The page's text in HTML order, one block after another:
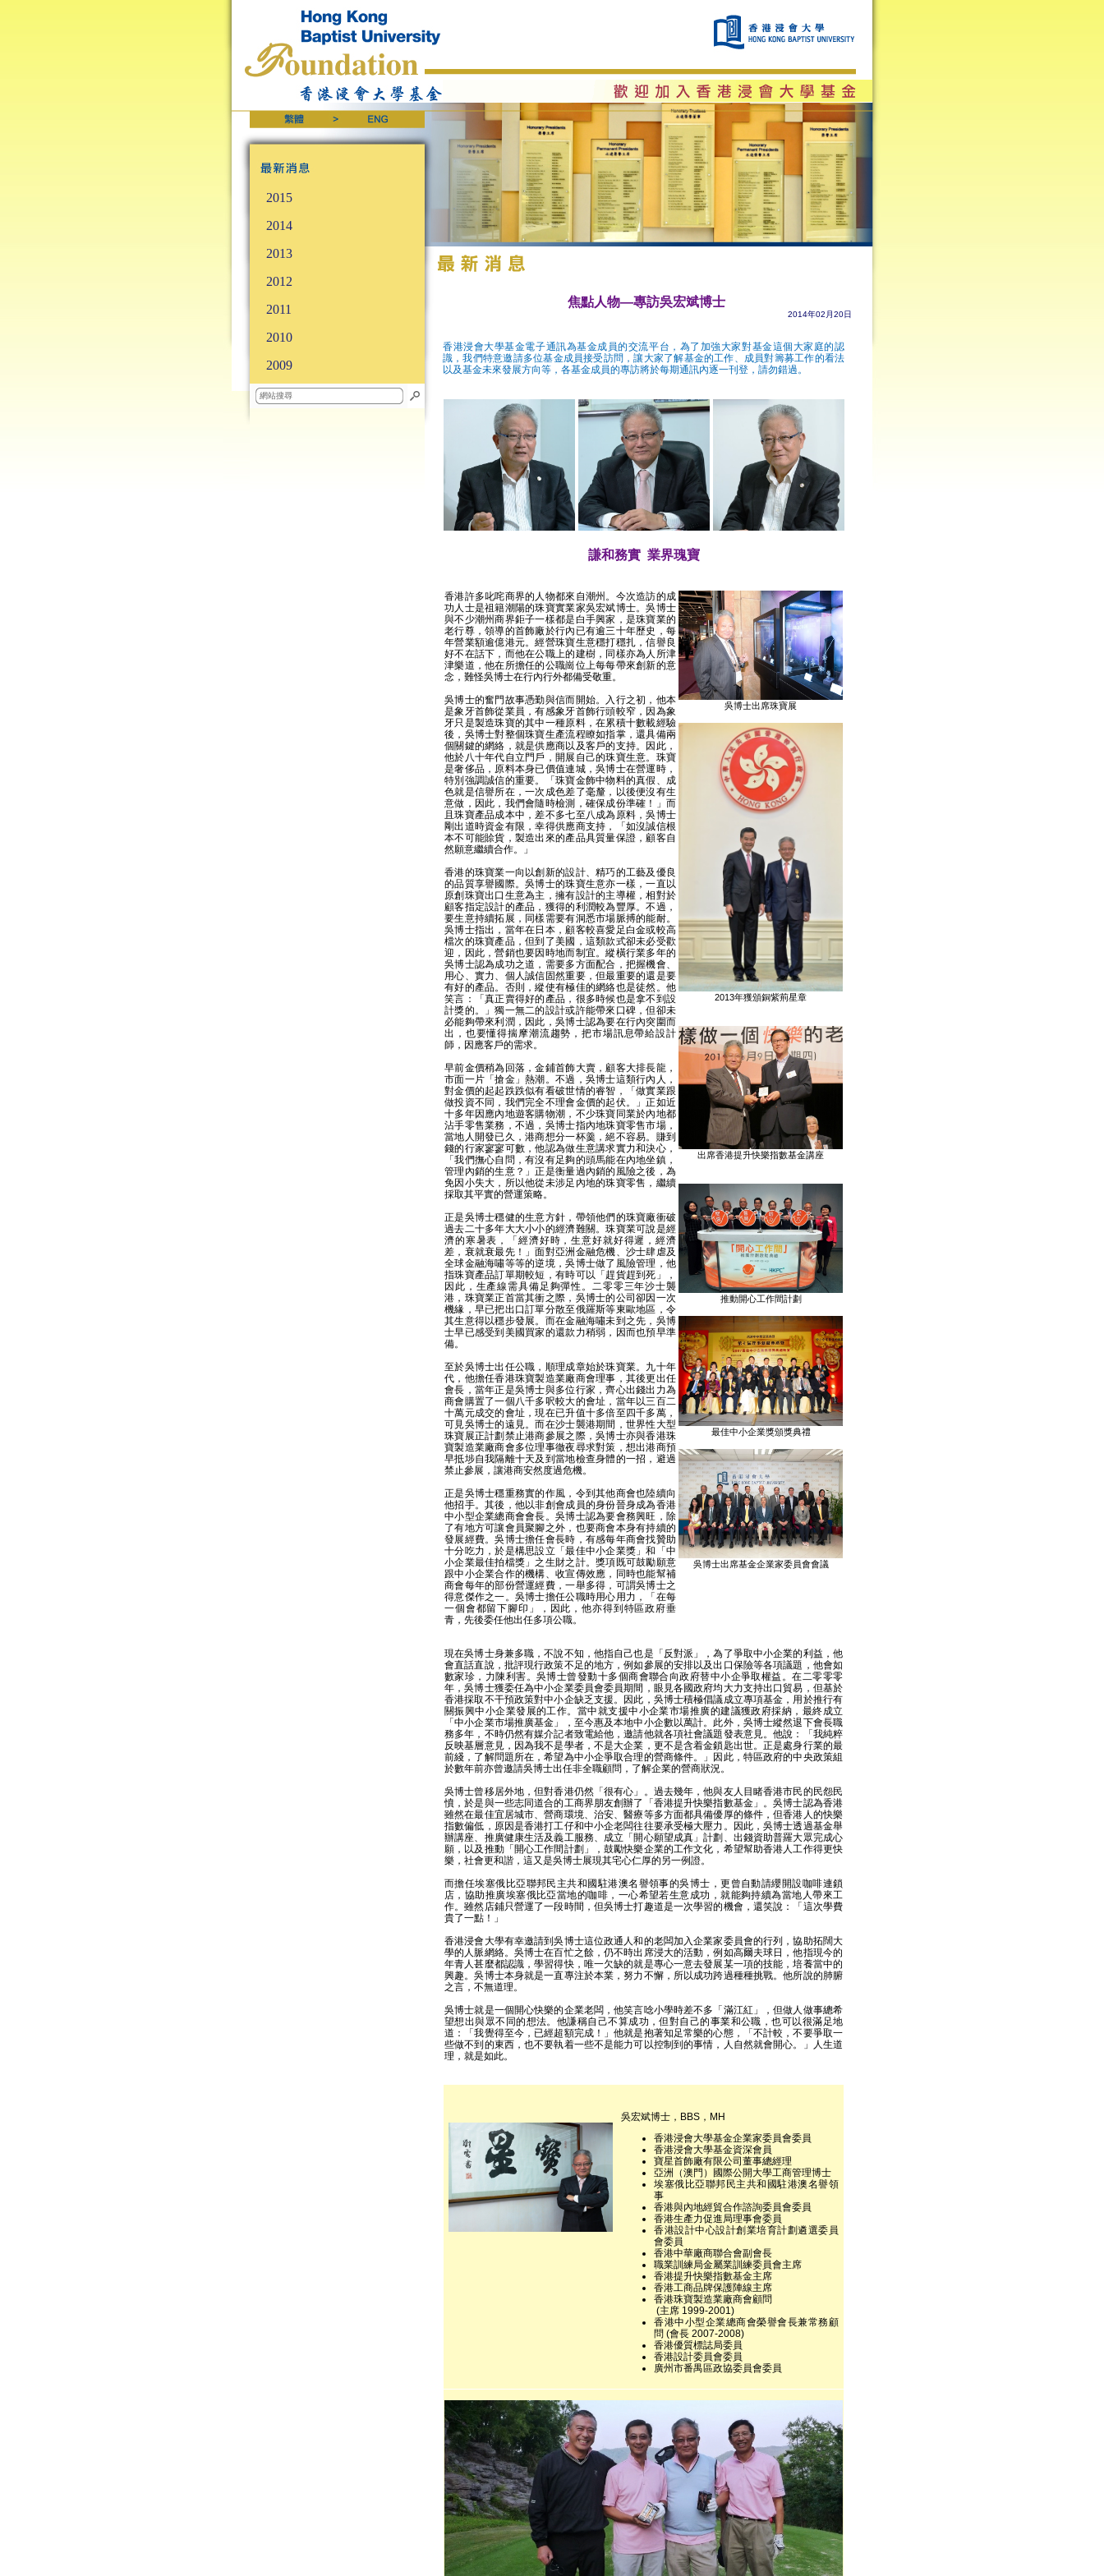
2015
2014
2013
2012
2011
2010
2009
焦點人物—專訪吳宏斌博士
2014年02月20日
香港浸會大學基金電子通訊為基金成員的交流平台，為了加強大家對基金這個大家庭的認
識，我們特意邀請多位基金成員接受訪問，讓大家了解基金的工作、成員對籌募工作的看法
以及基金未來發展方向等，各基金成員的專訪將於每期通訊內逐一刊登，請勿錯過。
謙和務實 業界瑰寶
香港許多叱咤商界的人物都來自潮州。今次造訪的成
功人士是祖籍潮陽的珠寶實業家吳宏斌博士。吳博士
與不少潮州商界鉅子一樣都是白手興家，是珠寶業的
老行尊，領導的首飾廠於行內已有逾三十年歷史，每
年營業額逾億港元。經營珠寶生意穩打穩扎，信譽良
好不在話下，而他在公職上的建樹，同樣亦為人所津
津樂道，他在所擔任的公職崗位上每每帶來創新的意
念，難怪吳博士在行內行外都備受敬重。
吳博士的奮門故事憑勤與信而開始。入行之初，他本
是象牙首飾從業員，有感象牙首飾行頭較窄，因為象
牙只是製造珠寶的其中一種原料，在累積十數載經驗
後，吳博士對整個珠寶生產流程瞭如指掌，還具備兩
個關鍵的網絡，就是供應商以及客戶的支持。因此，
他於八十年代自立門戶，開展自己的珠寶生意。珠寶
是奢侈品，原料本身已價值連城，吳博士在營運時，
特別強調誠信的重要。「珠寶金飾中物料的真假、成
色就是信譽所在，一次成色差了毫釐，以後便沒有生
意做，因此，我們會隨時檢測，確保成份準確！」而
且珠寶產品成本中，差不多七至八成為原料，吳博士
剛出道時資金有限，幸得供應商支持，「如沒誠信根
本不可能賒貨，製造出來的產品具質量保證，顧客自
然願意繼續合作。」
香港的珠寶業一向以創新的設計、精巧的工藝及優良
的品質享譽國際。吳博士的珠寶生意亦一樣，一直以
原創珠寶出口生意為主，擁有設計的主導權，相對於
顧客指定設計的產品，獲得的利潤較為豐厚。不過，
要生意持續拓展，同樣需要有洞悉市場脈搏的能耐。
吳博士指出，當年在日本，顧客較喜愛足白金或較高
檔次的珠寶產品，但到了美國，這類款式卻未必受歡
迎，因此，營銷也要因時地而制宜。縱橫行業多年的
吳博士認為成功之道，需要多方面配合，把握機會、
用心、實力、個人誠信固然重要，但最重要的還是要
有好的產品。否則，縱使有極佳的網絡也是徒然。他
笑言：「真正賣得好的產品，很多時候也是拿不到設
計獎的。」獨一無二的設計或許能帶來口碑，但卻未
必能夠帶來利潤，因此，吳博士認為要在行內突圍而
出，也要懂得揣摩潮流趨勢，把市場訊息帶給設計
師，因應客戶的需求。
早前金價稍為回落，金鋪首飾大賣，顧客大排長龍，
市面一片「搶金」熱潮。不過，吳博士這類行內人，
對金價的起起跌跌似有看破世情的睿智，「做實業跟
做投資不同，我們完全不理會金價的起伏。」正如近
十多年因應內地遊客購物潮，不少珠寶同業於內地都
沾手零售業務，不過，吳博士指內地珠寶零售市場，
當地人開發已久，港商想分一杯羹，絕不容易。賺到
錢的行家寥寥可數，他認為做生意講求實力和決心，
「我們撫心自問，有沒有足夠的頭馬能在內地坐鎮，
管理內銷的生意？」正是衡量過內銷的風險之後，為
免因小失大，所以他從未涉足內地的珠寶零售，繼續
採取其平實的營運策略。
正是吳博士穩健的生意方針，帶領他們的珠寶廠衝破
過去二十多年大大小小的經濟難關。珠寶業可說是經
濟的寒暑表，「經濟好時，生意好就好得遲，經濟
差，衰就衰最先！」面對亞洲金融危機、沙士肆虐及
全球金融海嘯等等的逆境，吳博士做了風險管理，他
指珠寶產品訂單期較短，有時可以「趕貨趕到死」，
因此，生產線需具備足夠彈性。二零零三年沙士襲
港，珠寶業正首當其衝之際，吳博士的公司卻因一次
機緣，早已把出口訂單分散至俄羅斯等東歐地區，令
其生意得以穩步發展。而在金融海嘯未到之先，吳博
士早已感受到美國買家的還款力稍弱，因而也預早準
備。
至於吳博士出任公職，順理成章始於珠寶業。九十年
代，他擔任香港珠寶製造業廠商會理事，其後更出任
會長，當年正是吳博士與多位行家，齊心出錢出力為
商會購置了一個八千多呎較大的會址，當年以三百二
十萬元成交的會址，現在已升值十多倍至四千多萬，
可見吳博士的遠見。而在沙士襲港期間，世界性大型
珠寶展正計劃禁止港商參展之際，吳博士亦與香港珠
寶製造業廠商會多位理事徹夜尋求對策，想出港商預
早抵埗自我隔離十天及到當地檢查身體的一招，避過
禁止參展，讓港商安然度過危機。
正是吳博士穩重務實的作風，令到其他商會也陸續向
他招手。其後，他以非創會成員的身份晉身成為香港
中小型企業總商會會長。吳博士認為要會務興旺，除
了有地方可讓會員聚腳之外，也要商會本身有持續的
發展經費。吳博士擔任會長時，有感每年商會找贊助
十分吃力，於是構思設立「最佳中小企業獎」和「中
小企業最佳拍檔獎」之生財之計。獎項既可鼓勵願意
跟中小企業合作的機構、收宣傳效應，同時也能幫補
商會每年的部份營運經費，一舉多得，可謂吳博士之
得意傑作之一。吳博士擔任公職時用心用力，「在每
一個會都留下腳印」，因此，他亦得到特區政府垂
青，先後委任他出任多項公職。
吳博士出席珠寶展
2013年獲頒銅紫荊星章
出席香港提升快樂指數基金講座
推動開心工作間計劃
最佳中小企業獎頒獎典禮
吳博士出席基金企業家委員會會議
現在吳博士身兼多職，不說不知，他指自己也是「反對派」，為了爭取中小企業的利益，他
會直話直說，批評現行政策不足的地方，例如參展的安排以及出口保險等各項議題，他會如
數家珍，力陳利害。吳博士曾發動十多個商會聯合向政府替中小企爭取權益。在二零零零
年，吳博士獲委任為中小企業委員會委員期間，眼見各國政府均大力支持出口貿易，但基於
香港採取不干預政策對中小企缺乏支援。因此，吳博士積極倡議成立專項基金，用於推行有
關振興中小企業發展的工作。當中就支援中小企業市場推廣的建議獲政府採納，最終成立
「中小企業市場推廣基金」，至今惠及本地中小企數以萬計。此外，吳博士縱然退下會長職
務多年，不時仍然有媒介記者致電給他，邀請他就各項社會議題發表意見。他說：「我純粹
反映基層意見，因為我不是學者，不是大企業，更不是含着金鎖匙出世。正是處身行業的最
前綫，了解問題所在，希望為中小企爭取合理的營商條件。」因此，特區政府的中央政策組
於數年前亦曾邀請吳博士出任非全職顧問，了解企業的營商狀況。
吳博士曾移居外地，但對香港仍然「很有心」。過去幾年，他與友人目睹香港市民的民怨民
憤，於是與一些志同道合的工商界朋友創辦了「香港提升快樂指數基金」。吳博士認為香港
雖然在最佳宜居城市、營商環境、治安、醫療等多方面都具備優厚的條件，但香港人的快樂
指數偏低，原因是香港打工仔和中小企老闆往往要承受極大壓力。因此，吳博士透過基金舉
辦講座、推廣健康生活及義工服務、成立「開心願望成真」計劃、出錢資助普羅大眾完成心
願，以及推動「開心工作間計劃」，鼓勵快樂企業的工作文化，希望幫助香港人工作得更快
樂，社會更和諧，這又是吳博士展現其宅心仁厚的另一例證。
而擔任埃塞俄比亞聯邦民主共和國駐港澳名譽領事的吳博士，更曾自動請纓開設咖啡連鎖
店，協助推廣埃塞俄比亞當地的咖啡，一心希望若生意成功，就能夠持續為當地人帶來工
作。雖然店鋪只營運了一段時間，但吳博士打趣道是一次學習的機會，還笑說：「這次學費
貴了一點！」
香港浸會大學有幸邀請到吳博士這位政通人和的老闆加入企業家委員會的行列，協助拓闊大
學的人脈網絡。吳博士在百忙之餘，仍不時出席浸大的活動，例如高爾夫球日，他指現今的
年青人甚麼都認識，學習得快，唯一欠缺的就是專心一意去發展某一項的技能，培養當中的
興趣。吳博士本身就是一直專注於本業，努力不懈，所以成功跨過種種挑戰。他所說的肺腑
之言，不無道理。
吳博士就是一個開心快樂的企業老闆，他笑言唸小學時差不多「滿江紅」，但做人做事總希
望想出與眾不同的想法。他謙稱自己不算成功，但對自己的事業和公職，也可以很滿足地
道：「我覺得至今，已經超額完成！」他就是抱著知足常樂的心態，「不計較，不要爭取一
些做不到的東西，也不要執着一些不是能力可以控制到的事情，人自然就會開心。」人生道
理，就是如此。
吳宏斌博士，BBS，MH
香港浸會大學基金企業家委員會委員
香港浸會大學基金資深會員
寶星首飾廠有限公司董事總經理
亞洲（澳門）國際公開大學工商管理博士
埃塞俄比亞聯邦民主共和國駐港澳名譽領
事
香港與內地經貿合作諮詢委員會委員
香港生產力促進局理事會委員
香港設計中心設計創業培育計劃遴選委員
會委員
香港中華廠商聯合會副會長
職業訓練局金屬業訓練委員會主席
香港提升快樂指數基金主席
香港工商品牌保護陣線主席
香港珠寶製造業廠商會顧問
(主席 1999-2001)
香港中小型企業總商會榮譽會長兼常務顧
問 (會長 2007-2008)
香港優質標誌局委員
香港設計委員會委員
廣州市番禺區政協委員會委員